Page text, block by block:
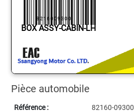
Pièce automobile
Référence : 82160-09300
8216009300
BOX ASSY-CABIN-LH